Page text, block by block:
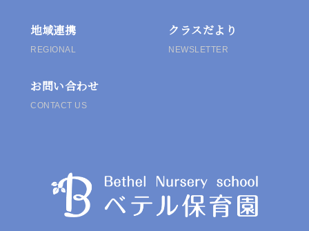
地域連携
REGIONAL
クラスだより
NEWSLETTER
お問い合わせ
CONTACT US